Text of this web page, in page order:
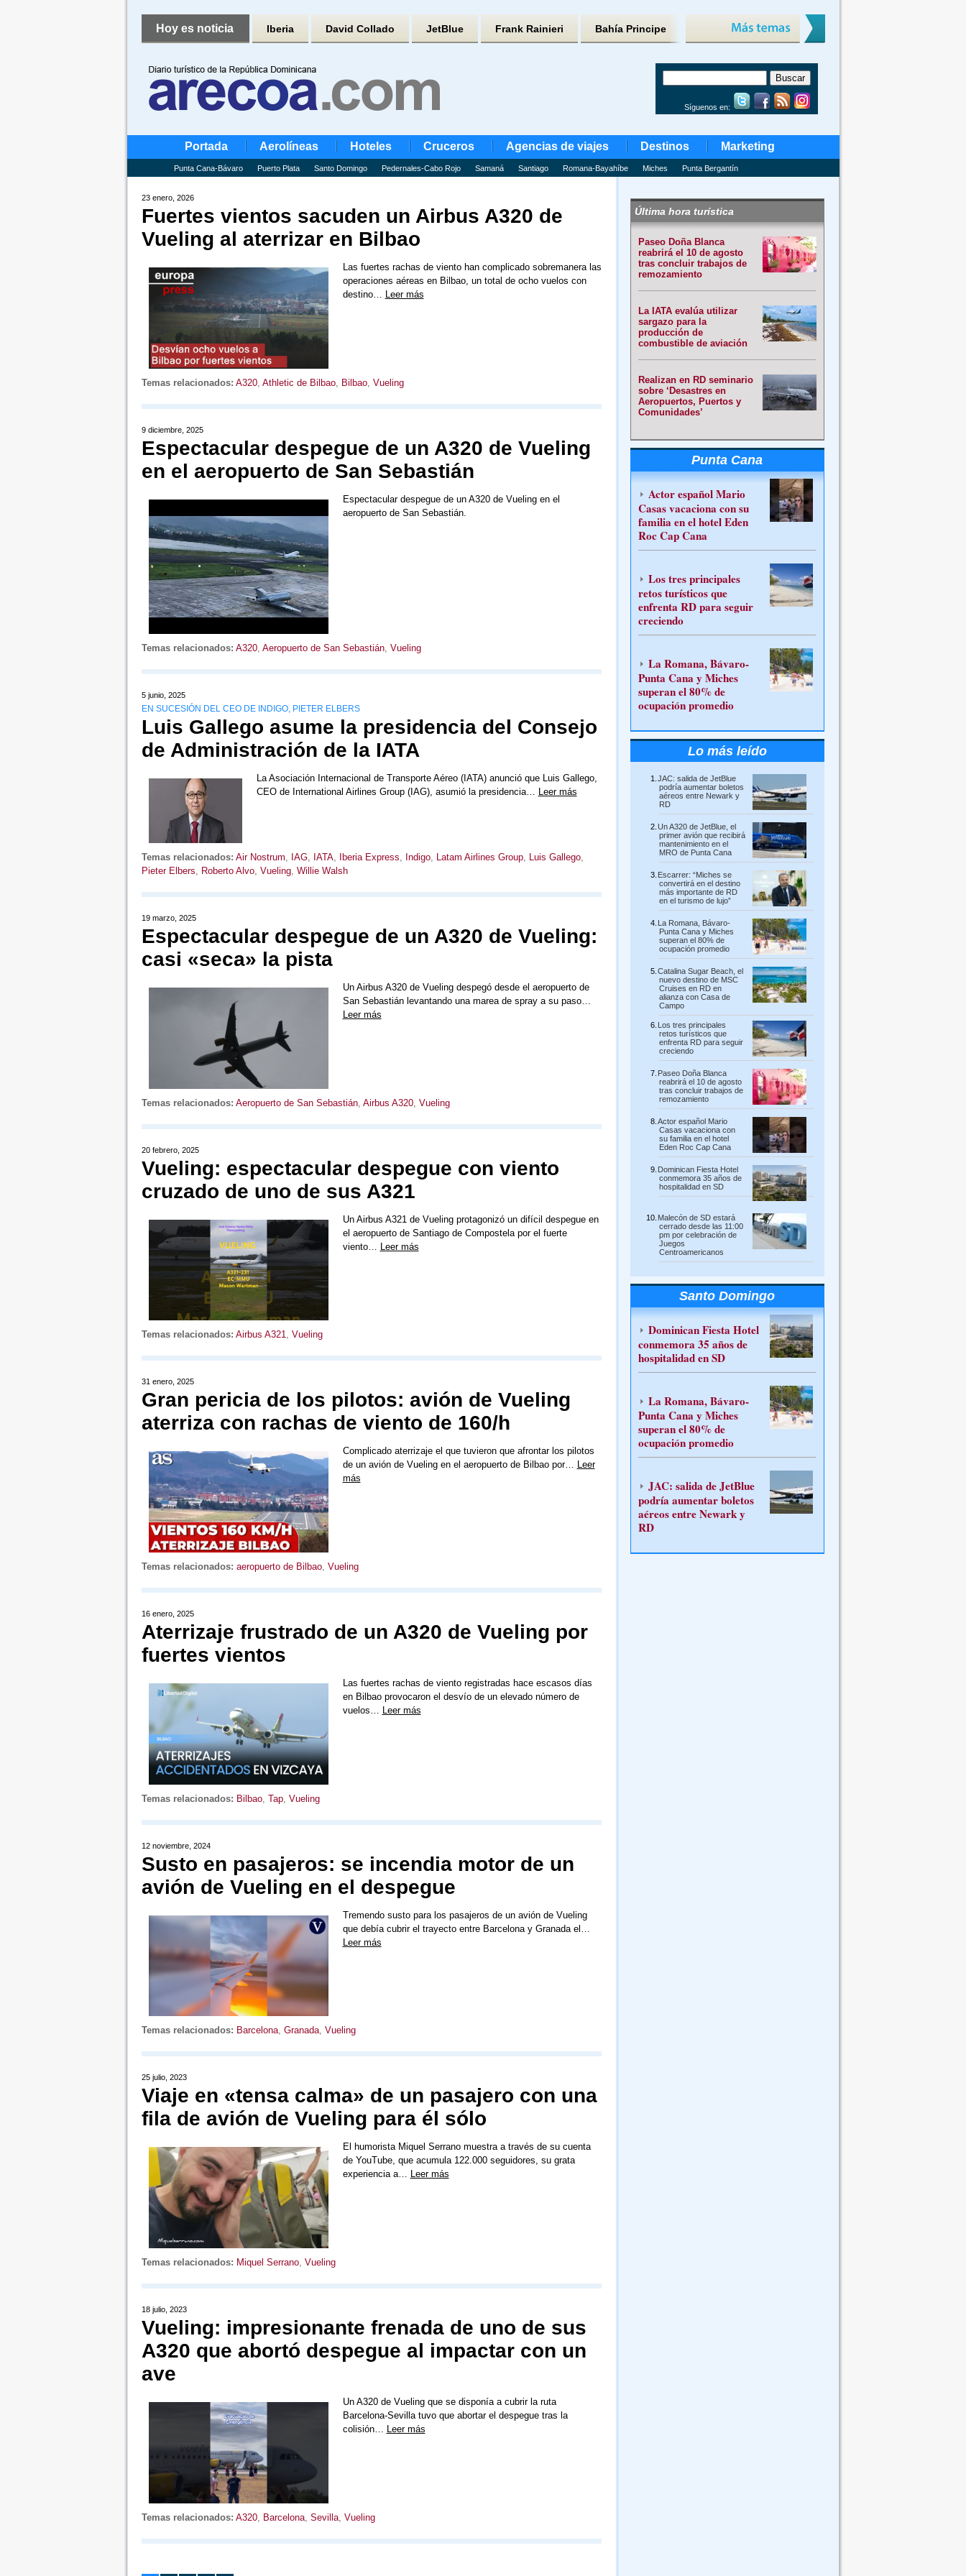
Hoy es noticia Iberia David Collado JetBlue Frank Rainieri Bahía Principe
Síguenos en:
Portada Aerolíneas Hoteles Cruceros Agencias de viajes Destinos Marketing
Punta Cana-Bávaro Puerto Plata Santo Domingo Pedernales-Cabo Rojo Samaná Santiago Romana-Bayahíbe Miches Punta Bergantín
23 enero, 2026
Fuertes vientos sacuden un Airbus A320 de
Vueling al aterrizar en Bilbao
Las fuertes rachas de viento han complicado sobremanera las
operaciones aéreas en Bilbao, un total de ocho vuelos con
destino… Leer más
Temas relacionados: A320, Athletic de Bilbao, Bilbao, Vueling
9 diciembre, 2025
Espectacular despegue de un A320 de Vueling
en el aeropuerto de San Sebastián
Espectacular despegue de un A320 de Vueling en el
aeropuerto de San Sebastián.
Temas relacionados: A320, Aeropuerto de San Sebastián, Vueling
5 junio, 2025
EN SUCESIÓN DEL CEO DE INDIGO, PIETER ELBERS
Luis Gallego asume la presidencia del Consejo
de Administración de la IATA
La Asociación Internacional de Transporte Aéreo (IATA) anunció que Luis Gallego,
CEO de International Airlines Group (IAG), asumió la presidencia… Leer más
Temas relacionados: Air Nostrum, IAG, IATA, Iberia Express, Indigo, Latam Airlines Group, Luis Gallego,
Pieter Elbers, Roberto Alvo, Vueling, Willie Walsh
19 marzo, 2025
Espectacular despegue de un A320 de Vueling:
casi «seca» la pista
Un Airbus A320 de Vueling despegó desde el aeropuerto de
San Sebastián levantando una marea de spray a su paso…
Leer más
Temas relacionados: Aeropuerto de San Sebastián, Airbus A320, Vueling
20 febrero, 2025
Vueling: espectacular despegue con viento
cruzado de uno de sus A321
Un Airbus A321 de Vueling protagonizó un difícil despegue en
el aeropuerto de Santiago de Compostela por el fuerte
viento…
Leer más
Temas relacionados: Airbus A321, Vueling
31 enero, 2025
Gran pericia de los pilotos: avión de Vueling
aterriza con rachas de viento de 160/h
Complicado aterrizaje el que tuvieron que afrontar los pilotos
de un avión de Vueling en el aeropuerto de Bilbao por… Leer
más
Temas relacionados: aeropuerto de Bilbao, Vueling
16 enero, 2025
Aterrizaje frustrado de un A320 de Vueling por
fuertes vientos
Las fuertes rachas de viento registradas hace escasos días
en Bilbao provocaron el desvío de un elevado número de
vuelos… Leer más
Temas relacionados: Bilbao, Tap, Vueling
12 noviembre, 2024
Susto en pasajeros: se incendia motor de un
avión de Vueling en el despegue
Tremendo susto para los pasajeros de un avión de Vueling
que debía cubrir el trayecto entre Barcelona y Granada el…
Leer más
Temas relacionados: Barcelona, Granada, Vueling
25 julio, 2023
Viaje en «tensa calma» de un pasajero con una
fila de avión de Vueling para él sólo
El humorista Miquel Serrano muestra a través de su cuenta
de YouTube, que acumula 122.000 seguidores, su grata
experiencia a… Leer más
Temas relacionados: Miquel Serrano, Vueling
18 julio, 2023
Vueling: impresionante frenada de uno de sus
A320 que abortó despegue al impactar con un
ave
Un A320 de Vueling que se disponía a cubrir la ruta
Barcelona-Sevilla tuvo que abortar el despegue tras la
colisión…
Leer más
Temas relacionados: A320, Barcelona, Sevilla, Vueling
Última hora turística
Paseo Doña Blanca
reabrirá el 10 de agosto
tras concluir trabajos de
remozamiento
La IATA evalúa utilizar
sargazo para la
producción de
combustible de aviación
Realizan en RD seminario
sobre ‘Desastres en
Aeropuertos, Puertos y
Comunidades’
Punta Cana
Actor español Mario
Casas vacaciona con su
familia en el hotel Eden
Roc Cap Cana
Los tres principales
retos turísticos que
enfrenta RD para seguir
creciendo
La Romana, Bávaro-
Punta Cana y Miches
superan el 80% de
ocupación promedio
Lo más leído
JAC: salida de JetBlue
podría aumentar boletos
aéreos entre Newark y
RD
Un A320 de JetBlue, el
primer avión que recibirá
mantenimiento en el
MRO de Punta Cana
Escarrer: “Miches se
convertirá en el destino
más importante de RD
en el turismo de lujo”
La Romana, Bávaro-
Punta Cana y Miches
superan el 80% de
ocupación promedio
Catalina Sugar Beach, el
nuevo destino de MSC
Cruises en RD en
alianza con Casa de
Campo
Los tres principales
retos turísticos que
enfrenta RD para seguir
creciendo
Paseo Doña Blanca
reabrirá el 10 de agosto
tras concluir trabajos de
remozamiento
Actor español Mario
Casas vacaciona con
su familia en el hotel
Eden Roc Cap Cana
Dominican Fiesta Hotel
conmemora 35 años de
hospitalidad en SD
Malecón de SD estará
cerrado desde las 11:00
pm por celebración de
Juegos
Centroamericanos
Santo Domingo
Dominican Fiesta Hotel
conmemora 35 años de
hospitalidad en SD
La Romana, Bávaro-
Punta Cana y Miches
superan el 80% de
ocupación promedio
JAC: salida de JetBlue
podría aumentar boletos
aéreos entre Newark y
RD